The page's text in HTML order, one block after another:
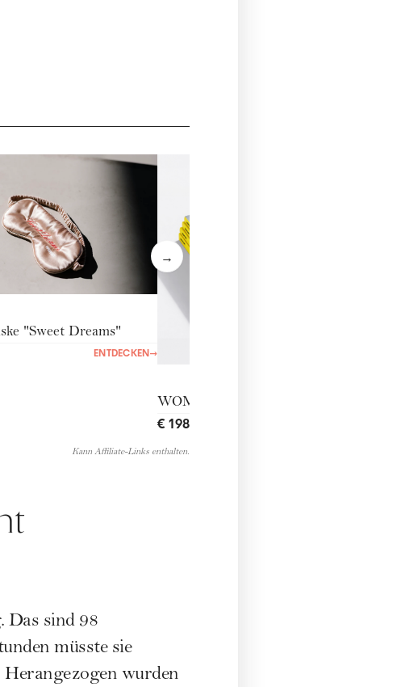
→
"Sweet Dreams"
ENTDECKEN→
WOMANfeelgood
€ 198,00
Kann Affiliate-Links enthalten.
Das sind 98
müsste sie
wurden